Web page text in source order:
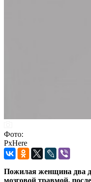
Фото:
PxHere
Пожилая женщина два
мозговой травмой,